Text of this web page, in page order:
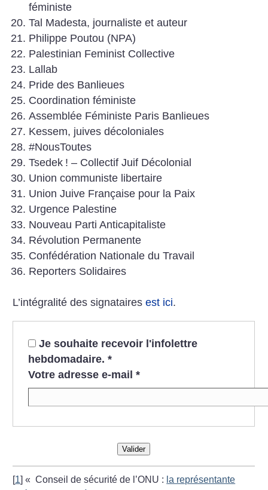
féministe
Tal Madesta, journaliste et auteur
Philippe Poutou (NPA)
Palestinian Feminist Collective
Lallab
Pride des Banlieues
Coordination féministe
Assemblée Féministe Paris Banlieues
Kessem, juives décoloniales
#NousToutes
Tsedek ! – Collectif Juif Décolonial
Union communiste libertaire
Union Juive Française pour la Paix
Urgence Palestine
Nouveau Parti Anticapitaliste
Révolution Permanente
Confédération Nationale du Travail
Reporters Solidaires
L’intégralité des signatairesest ici.
Je souhaite recevoir l'infolettre
hebdomadaire. *
Votre adresse e-mail *
Valider
[1]« Conseil de sécurité de l’ONU : la représentante